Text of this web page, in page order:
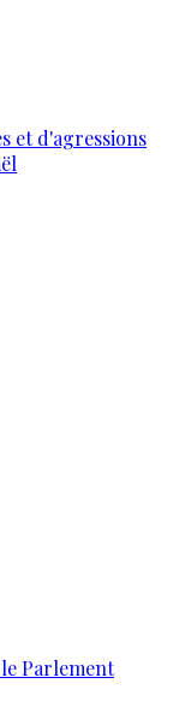
et d'agressions
Parlement